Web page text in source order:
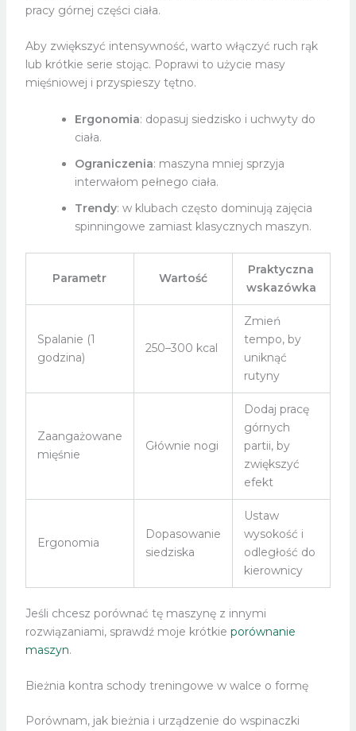
pracy górnej części ciała.
Aby zwiększyć intensywność, warto włączyć ruch rąk
lub krótkie serie stojąc. Poprawi to użycie masy
mięśniowej i przyspieszy tętno.
Ergonomia: dopasuj siedzisko i uchwyty do
ciała.
Ograniczenia: maszyna mniej sprzyja
interwałom pełnego ciała.
Trendy: w klubach często dominują zajęcia
spinningowe zamiast klasycznych maszyn.
Parametr Wartość
Praktyczna
wskazówka
Spalanie (1
godzina)
250–300 kcal
Zmień
tempo, by
uniknąć
rutyny
Zaangażowane
mięśnie
Głównie nogi
Dodaj pracę
górnych
partii, by
zwiększyć
efekt
Ergonomia
Dopasowanie
siedziska
Ustaw
wysokość i
odległość do
kierownicy
Jeśli chcesz porównać tę maszynę z innymi
rozwiązaniami, sprawdź moje krótkie porównanie
maszyn.
Bieżnia kontra schody treningowe w walce o formę
Porównam, jak bieżnia i urządzenie do wspinaczki